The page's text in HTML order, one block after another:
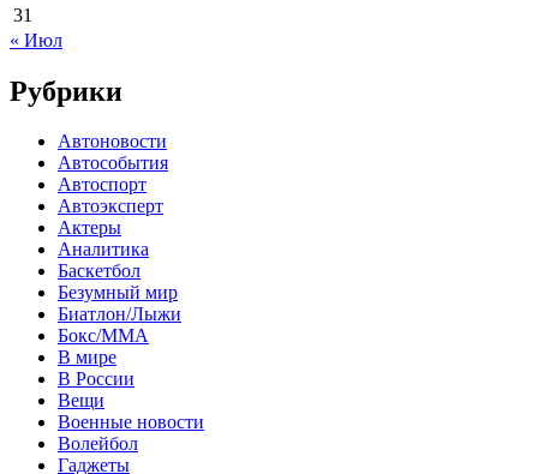
31
« Июл
Рубрики
Автоновости
Автособытия
Автоспорт
Автоэксперт
Актеры
Аналитика
Баскетбол
Безумный мир
Биатлон/Лыжи
Бокс/MMA
В мире
В России
Вещи
Военные новости
Волейбол
Гаджеты